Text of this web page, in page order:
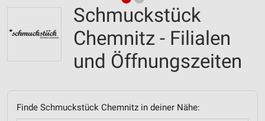
Schmuckstück
Chemnitz - Filialen
und Öffnungszeiten
Finde Schmuckstück Chemnitz in deiner Nähe: